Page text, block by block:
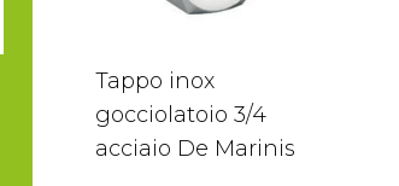
Tappo inox
gocciolatoio 3/4
acciaio De Marinis